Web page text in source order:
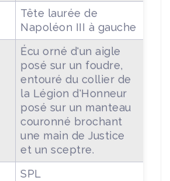
Tête laurée de
Napoléon III à gauche
Écu orné d'un aigle
posé sur un foudre,
entouré du collier de
la Légion d'Honneur
posé sur un manteau
couronné brochant
une main de Justice
et un sceptre.
SPL